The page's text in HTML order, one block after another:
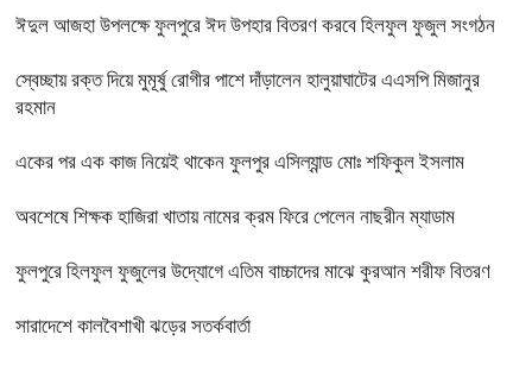
ঈদুল আজহা উপলক্ষে ফুলপুরে ঈদ উপহার বিতরণ করবে হিলফুল ফুজুল সংগঠন
স্বেচ্ছায় রক্ত দিয়ে মুমূর্ষু রোগীর পাশে দাঁড়ালেন হালুয়াঘাটের এএসপি মিজানুর
রহমান
একের পর এক কাজ নিয়েই থাকেন ফুলপুর এসিল্যান্ড মোঃ শফিকুল ইসলাম
অবশেষে শিক্ষক হাজিরা খাতায় নামের ক্রম ফিরে পেলেন নাছরীন ম্যাডাম
ফুলপুরে হিলফুল ফুজুলের উদ্যোগে এতিম বাচ্চাদের মাঝে কুরআন শরীফ বিতরণ
সারাদেশে কালবৈশাখী ঝড়ের সতর্কবার্তা